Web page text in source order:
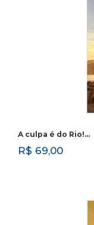
A culpa é do Rio!…
R$ 69,00